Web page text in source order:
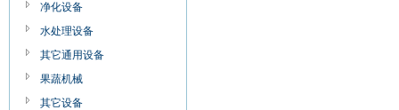
净化设备
水处理设备
其它通用设备
果蔬机械
其它设备